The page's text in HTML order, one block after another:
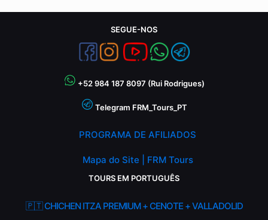
SEGUE-NOS
+52 984 187 8097 (Rui Rodrigues)
Telegram FRM_Tours_PT
PROGRAMA DE AFILIADOS
Mapa do Site | FRM Tours
TOURS EM PORTUGUÊS
🇵🇹 CHICHEN ITZA PREMIUM + CENOTE + VALLADOLID